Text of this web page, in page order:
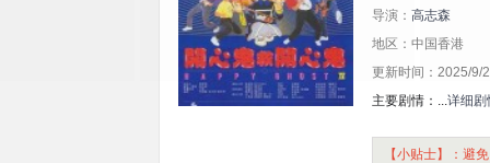
导演： 高志森
地区：中国香港
更新时间：2025/9/
主要剧情：...详细剧
【小贴士】：避